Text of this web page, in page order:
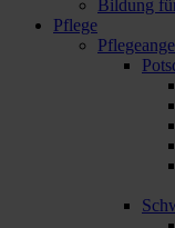
Bildung
Pflege